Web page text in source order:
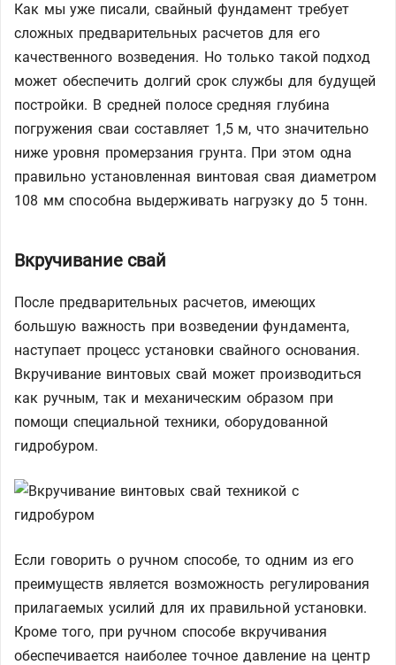
Как мы уже писали, свайный фундамент требует
сложных предварительных расчетов для его
качественного возведения. Но только такой подход
может обеспечить долгий срок службы для будущей
постройки. В средней полосе средняя глубина
погружения сваи составляет 1,5 м, что значительно
ниже уровня промерзания грунта. При этом одна
правильно установленная винтовая свая диаметром
108 мм способна выдерживать нагрузку до 5 тонн.
Вкручивание свай
После предварительных расчетов, имеющих
большую важность при возведении фундамента,
наступает процесс установки свайного основания.
Вкручивание винтовых свай может производиться
как ручным, так и механическим образом при
помощи специальной техники, оборудованной
гидробуром.
Если говорить о ручном способе, то одним из его
преимуществ является возможность регулирования
прилагаемых усилий для их правильной установки.
Кроме того, при ручном способе вкручивания
обеспечивается наиболее точное давление на центр